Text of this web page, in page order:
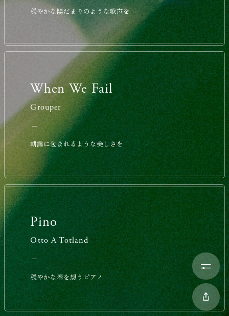
穏やかな陽だまりのような歌声を
When We Fail
Grouper
朝靄に包まれるような美しさを
Pino
Otto A Totland
穏やかな春を想うピアノ